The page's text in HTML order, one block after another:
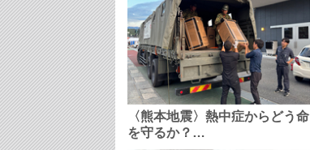
〈熊本地震〉熱中症からどう命
を守るか？…